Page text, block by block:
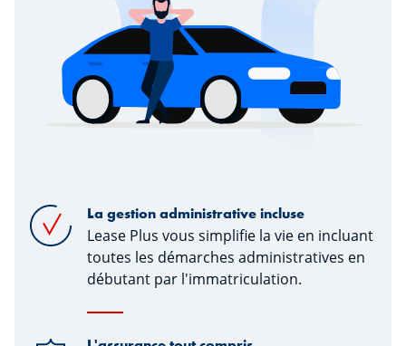
La gestion administrative incluse
Lease Plus vous simplifie la vie en incluant
toutes les démarches administratives en
débutant par l'immatriculation.